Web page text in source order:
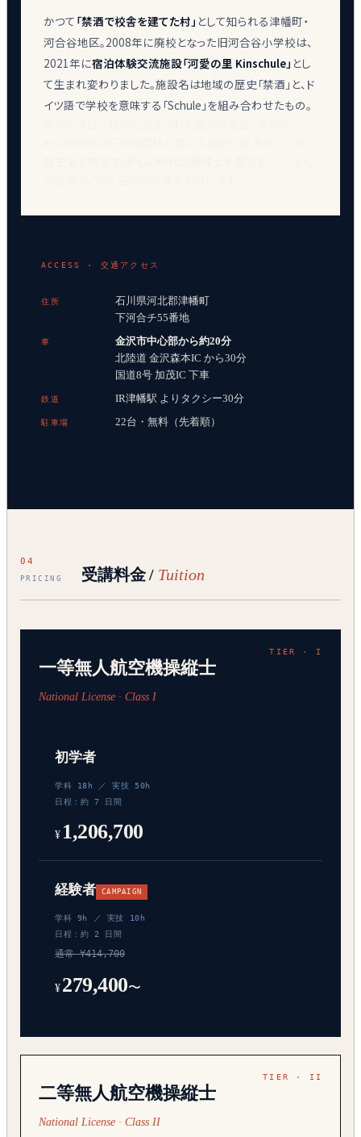
かつて 「禁酒で校舎を建てた村」 として知られる津幡町・
河合谷地区。2008年に廃校となった旧河合谷小学校は、
2021年に宿泊体験交流施設「河愛の里 Kinschule」 とし
て生まれ変わりました。施設名は地域の歴史「禁酒」と、ド
イツ語で学校を意味する「Schule」を組み合わせたもの。
ACCESS · 交通アクセス
住所
石川県河北郡津幡町
下河合チ55番地
車
金沢市中心部から約20分
北陸道 金沢森本IC から30分
国道8号 加茂IC 下車
鉄道 IR津幡駅 よりタクシー30分
駐車場 22台・無料（先着順）
04
PRICING 受講料金 / Tuition
一等無人航空機操縦士
National License · Class I
初学者
学科 18h ／ 実技 50h
日程：約 7 日間
¥ 1,206,700
経験者 CAMPAIGN
学科 9h ／ 実技 10h
日程：約 2 日間
通常 ¥414,700
¥ 279,400〜
二等無人航空機操縦士
National License · Class II